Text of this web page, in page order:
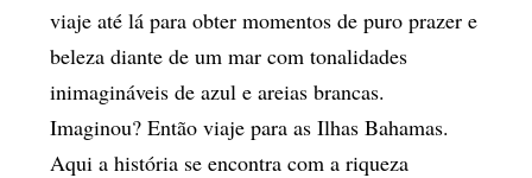
viaje até lá para obter momentos de puro prazer e
beleza diante de um mar com tonalidades
inimagináveis de azul e areias brancas.
Imaginou? Então viaje para as Ilhas Bahamas.
Aqui a história se encontra com a riqueza